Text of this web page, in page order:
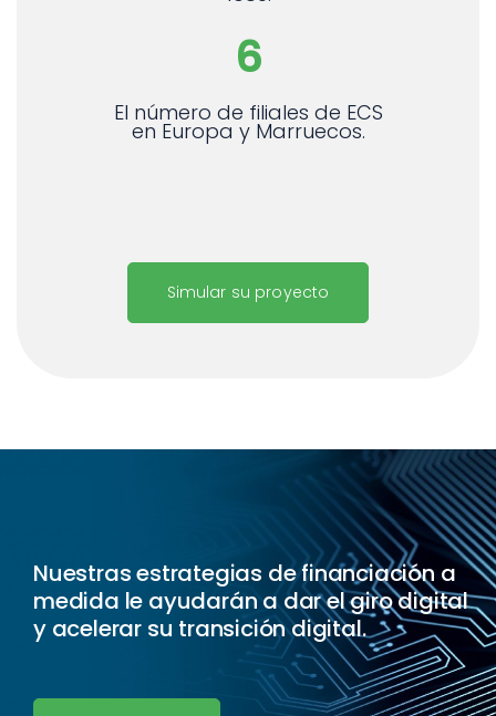
6
El número de filiales de ECS
en Europa y Marruecos.
Simular su proyecto
Nuestras estrategias de financiación a
medida le ayudarán a dar el giro digital
y acelerar su transición digital.